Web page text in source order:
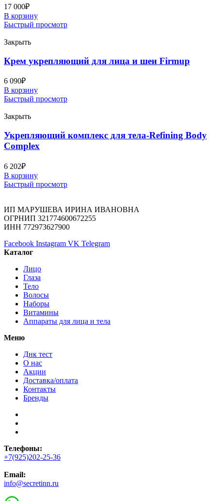
17 000₽
В корзину
Быстрый просмотр
Закрыть
Крем укрепляющий для лица и шеи Firmup
6 090₽
В корзину
Быстрый просмотр
Закрыть
Укрепляющий комплекс для тела-Refining Body
Complex
6 202₽
В корзину
Быстрый просмотр
ИП МАРУШЕВА ИРИНА ИВАНОВНА
ОГРНИП 321774600672255
ИНН 772973627900
Facebook Instagram VK Telegram
Каталог
Лицо
Глаза
Тело
Волосы
Наборы
Витамины
Аппараты для лица и тела
Меню
Днк тест
О нас
Акции
Доставка/оплата
Контакты
Бренды
Телефоны:
+7(925)202-25-36
Email:
info@secretinn.ru